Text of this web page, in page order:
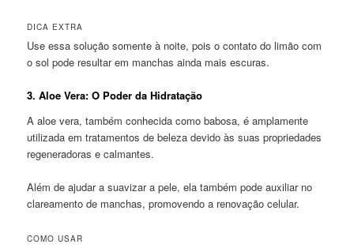
DICA EXTRA
Use essa solução somente à noite, pois o contato do limão com
o sol pode resultar em manchas ainda mais escuras.
3.Aloe Vera: O Poder da Hidratação
A aloe vera, também conhecida como babosa, é amplamente
utilizada em tratamentos de beleza devido às suas propriedades
regeneradoras e calmantes.
Além de ajudar a suavizar a pele, ela também pode auxiliar no
clareamento de manchas, promovendo a renovação celular.
COMO USAR